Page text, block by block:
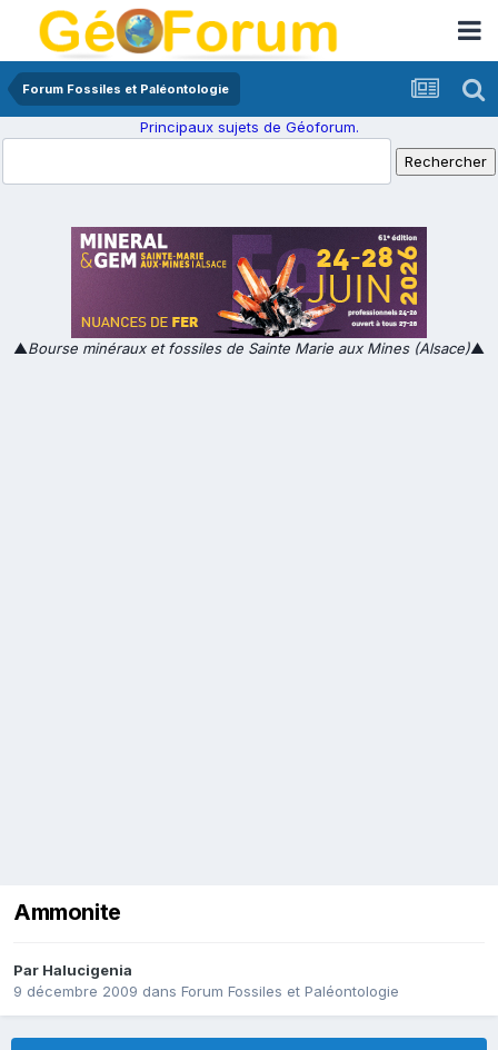
Forum Fossiles et Paléontologie
Principaux sujets de Géoforum.
▲Bourse minéraux et fossiles de Sainte Marie aux Mines (Alsace)▲
Ammonite
Par Halucigenia
9 décembre 2009 dans Forum Fossiles et Paléontologie